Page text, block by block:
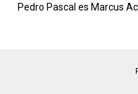
Pedro Pascal es Marcus